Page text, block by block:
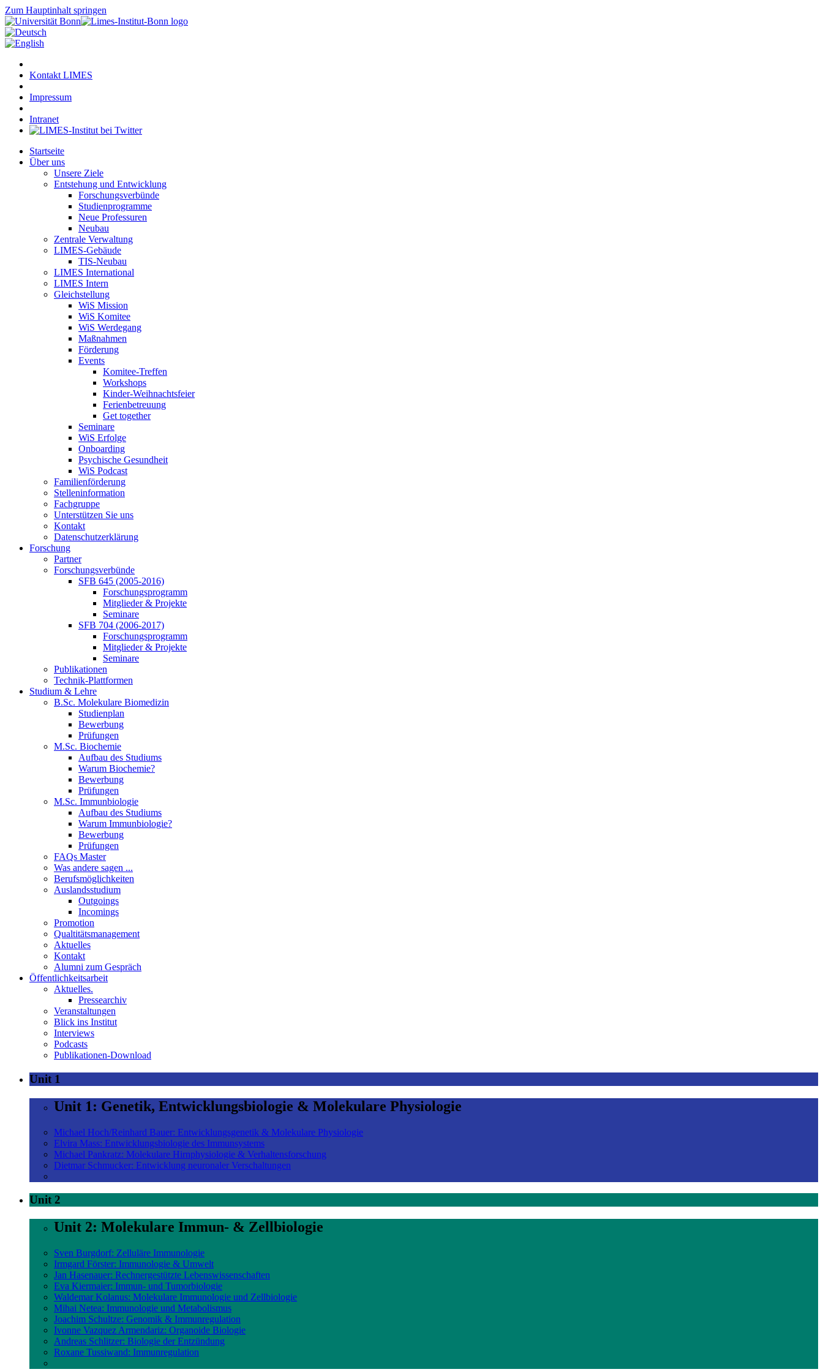
Zum Hauptinhalt springen
Kontakt LIMES
Impressum
Intranet
Startseite
Über uns
Unsere Ziele
Entstehung und Entwicklung
Forschungsverbünde
Studienprogramme
Neue Professuren
Neubau
Zentrale Verwaltung
LIMES-Gebäude
TIS-Neubau
LIMES International
LIMES Intern
Gleichstellung
WiS Mission
WiS Komitee
WiS Werdegang
Maßnahmen
Förderung
Events
Komitee-Treffen
Workshops
Kinder-Weihnachtsfeier
Ferienbetreuung
Get together
Seminare
WiS Erfolge
Onboarding
Psychische Gesundheit
WiS Podcast
Familienförderung
Stelleninformation
Fachgruppe
Unterstützen Sie uns
Kontakt
Datenschutzerklärung
Forschung
Partner
Forschungsverbünde
SFB 645 (2005-2016)
Forschungsprogramm
Mitglieder & Projekte
Seminare
SFB 704 (2006-2017)
Forschungsprogramm
Mitglieder & Projekte
Seminare
Publikationen
Technik-Plattformen
Studium & Lehre
B.Sc. Molekulare Biomedizin
Studienplan
Bewerbung
Prüfungen
M.Sc. Biochemie
Aufbau des Studiums
Warum Biochemie?
Bewerbung
Prüfungen
M.Sc. Immunbiologie
Aufbau des Studiums
Warum Immunbiologie?
Bewerbung
Prüfungen
FAQs Master
Was andere sagen ...
Berufsmöglichkeiten
Auslandsstudium
Outgoings
Incomings
Promotion
Qualtitätsmanagement
Aktuelles
Kontakt
Alumni zum Gespräch
Öffentlichkeitsarbeit
Aktuelles.
Pressearchiv
Veranstaltungen
Blick ins Institut
Interviews
Podcasts
Publikationen-Download
Unit 1
Unit 1: Genetik, Entwicklungsbiologie & Molekulare Physiologie
Michael Hoch/Reinhard Bauer: Entwicklungsgenetik & Molekulare Physiologie
Elvira Mass: Entwicklungsbiologie des Immunsystems
Michael Pankratz: Molekulare Hirnphysiologie & Verhaltensforschung
Dietmar Schmucker: Entwicklung neuronaler Verschaltungen
Unit 2
Unit 2: Molekulare Immun- & Zellbiologie
Sven Burgdorf: Zelluläre Immunologie
Irmgard Förster: Immunologie & Umwelt
Jan Hasenauer: Rechnergestützte Lebenswissenschaften
Eva Kiermaier: Immun- und Tumorbiologie
Waldemar Kolanus: Molekulare Immunologie und Zellbiologie
Mihai Netea: Immunologie und Metabolismus
Joachim Schultze: Genomik & Immunregulation
Ivonne Vazquez Armendariz: Organoide Biologie
Andreas Schlitzer: Biologie der Entzündung
Roxane Tussiwand: Immunregulation